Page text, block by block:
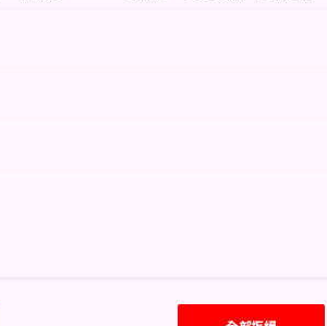
無論你來自哪裡，到日本旅遊時請